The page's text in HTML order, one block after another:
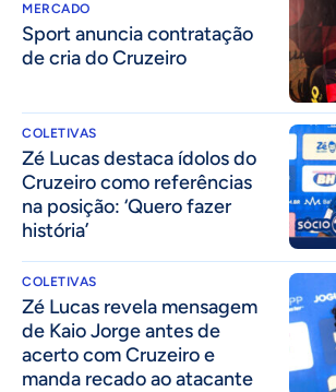
MERCADO
Sport anuncia contratação
de cria do Cruzeiro
COLETIVAS
Zé Lucas destaca ídolos do
Cruzeiro como referências
na posição: ‘Quero fazer
história’
COLETIVAS
Zé Lucas revela mensagem
de Kaio Jorge antes de
acerto com Cruzeiro e
manda recado ao atacante